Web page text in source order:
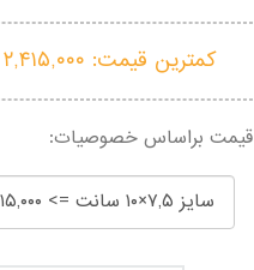
کمترین قیمت: ۲,۴۱۵,۰۰۰
قیمت براساس خصوصیات: